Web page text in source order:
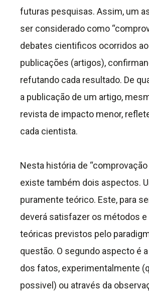
futuras pesquisas. Assim, um
ser considerado como
debates cientificos ocorridos
publicações (artigos),
refutando cada resultado. De
a publicação de um artigo,
revista de impacto menor,
cada cientista.
Nesta história de
existe também dois aspectos.
puramente teórico. Este, para
deverá satisfazer os métodos
teóricas previstos pelo
questão. O segundo aspecto é
dos fatos, experimentalmente
possivel) ou através da